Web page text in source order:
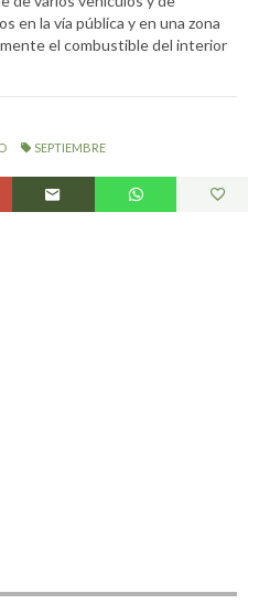
en la vía pública y en una zona
el combustible del interior
SEPTIEMBRE